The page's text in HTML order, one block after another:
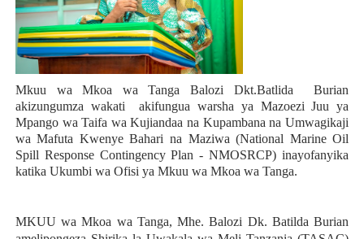
Mkuu wa Mkoa wa Tanga Balozi Dkt.Batlida Burian
akizungumza wakati akifungua warsha ya Mazoezi Juu ya
Mpango wa Taifa wa Kujiandaa na Kupambana na Umwagikaji
wa Mafuta Kwenye Bahari na Maziwa (National Marine Oil
Spill Response Contingency Plan - NMOSRCP) inayofanyika
katika Ukumbi wa Ofisi ya Mkuu wa Mkoa wa Tanga.
MKUU wa Mkoa wa Tanga, Mhe. Balozi Dk. Batilda Burian